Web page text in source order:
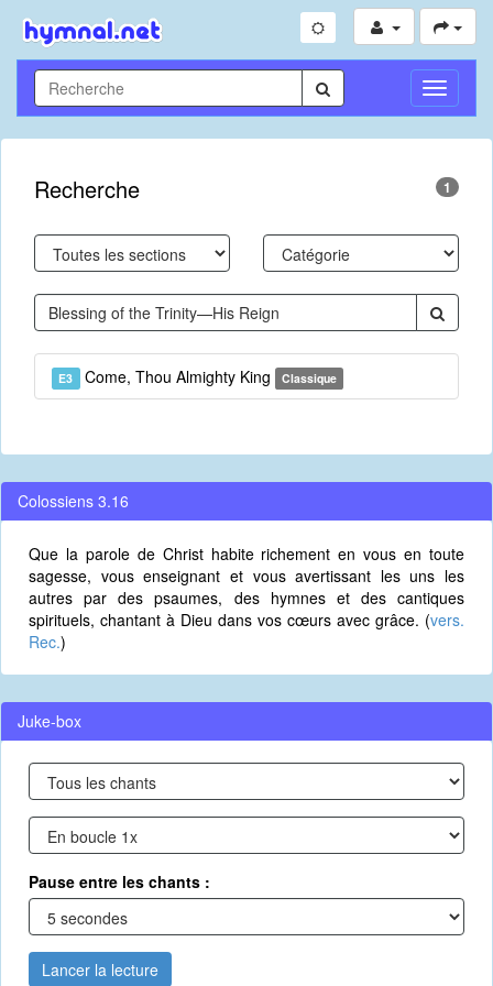
Toggle
Recherche 1
E3 Come, Thou Almighty King Classique
Colossiens 3.16
Que la parole de Christ habite richement en vous en toute
sagesse, vous enseignant et vous avertissant les uns les
autres par des psaumes, des hymnes et des cantiques
spirituels, chantant à Dieu dans vos cœurs avec grâce. (vers.
Rec.)
Juke-box
Pause entre les chants :
Lancer la lecture